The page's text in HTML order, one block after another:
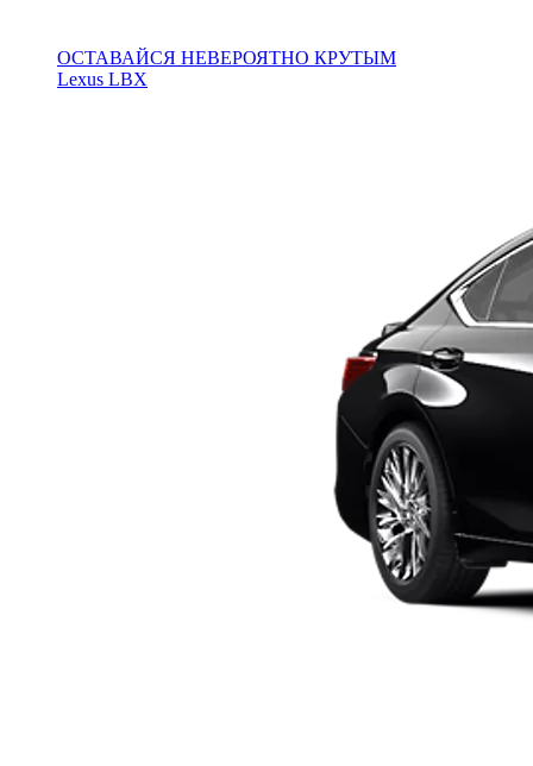
ОСТАВАЙСЯ НЕВЕРОЯТНО КРУТЫМ
Lexus LBX